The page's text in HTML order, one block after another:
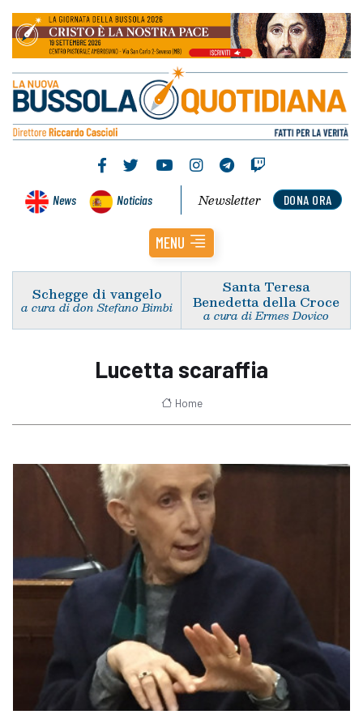
News Noticias DONA ORA
Newsletter
MENU
Schegge di vangelo
a cura di don Stefano Bimbi
Santa Teresa
Benedetta della Croce
a cura di Ermes Dovico
Lucetta scaraffia
Home